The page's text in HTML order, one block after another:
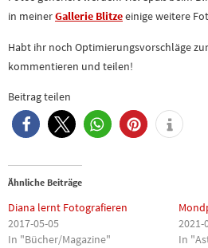
in meinerGallerie Blitzeeinige weitere
Habt ihr noch Optimierungsvorschläge
kommentieren und teilen!
Beitrag teilen
1
Ähnliche Beiträge
Diana lernt Fotografieren
2017-05-05
In "Bücher/Magazine"
2021-
In